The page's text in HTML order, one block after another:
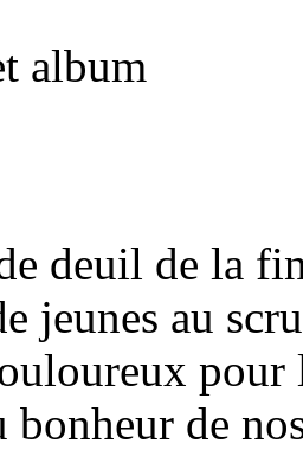
album
deuil de la
jeunes au
pour
bonheur de